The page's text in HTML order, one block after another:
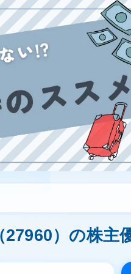
）の株主